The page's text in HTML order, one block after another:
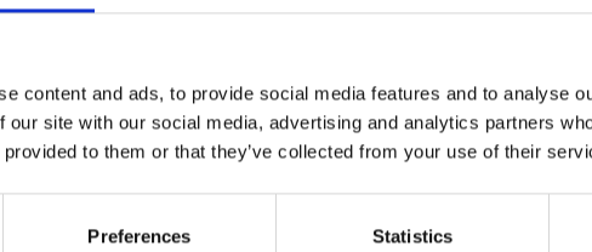
content and ads, to provide social media features and to analyse
our site with our social media, advertising and analytics partners
to them or that they’ve collected from your use of their
Preferences Statistics